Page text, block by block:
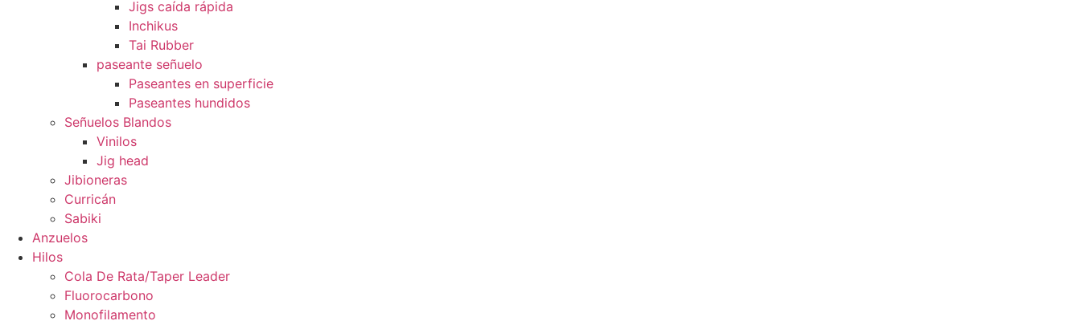
Jigs caída rápida
Inchikus
Tai Rubber
paseante señuelo
Paseantes en superficie
Paseantes hundidos
Señuelos Blandos
Vinilos
Jig head
Jibioneras
Curricán
Sabiki
Anzuelos
Hilos
Cola De Rata/Taper Leader
Fluorocarbono
Monofilamento